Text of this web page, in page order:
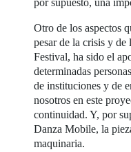
por supuesto, una
Otro de los aspectos
pesar de la crisis y
Festival, ha sido el
determinadas
de instituciones y de
nosotros en este
continuidad. Y, por
Danza Mobile, la
maquinaria.